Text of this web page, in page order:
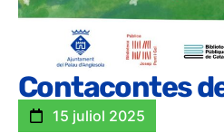
Contacontes
15 juliol 2025